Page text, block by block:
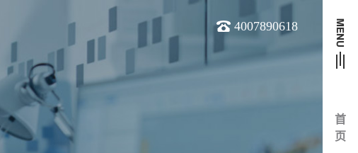
首
页
4007890618